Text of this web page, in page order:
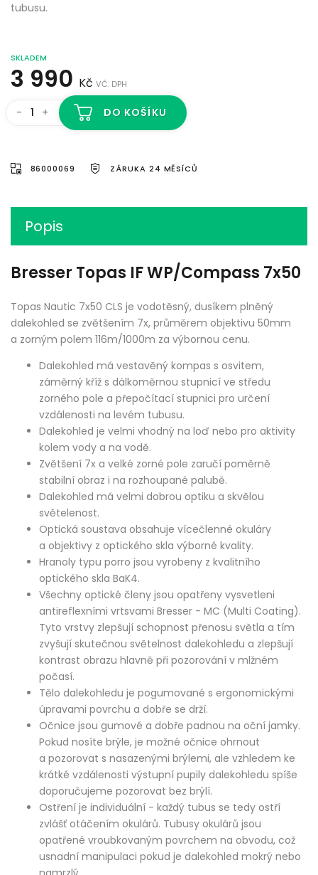
tubusu.
SKLADEM
3 990 Kč VČ. DPH
- + DO KOŠÍKU
86000069 ZÁRUKA 24 MĚSÍCŮ
Popis
Bresser Topas IF WP/Compass 7x50
Topas Nautic 7x50 CLS je vodotěsný, dusíkem plněný
dalekohled se zvětšením 7x, průměrem objektivu 50mm
a zorným polem 116m/1000m za výbornou cenu.
Dalekohled má vestavěný kompas s osvitem,
záměrný kříž s dálkoměrnou stupnicí ve středu
zorného pole a přepočítací stupnici pro určení
vzdálenosti na levém tubusu.
Dalekohled je velmi vhodný na loď nebo pro aktivity
kolem vody a na vodě.
Zvětšení 7x a velké zorné pole zaručí poměrně
stabilní obraz i na rozhoupané palubě.
Dalekohled má velmi dobrou optiku a skvělou
světelenost.
Optická soustava obsahuje vícečlenné okuláry
a objektivy z optického skla výborné kvality.
Hranoly typu porro jsou vyrobeny z kvalitního
optického skla BaK4.
Všechny optické členy jsou opatřeny vysvetleni
antireflexními vrtsvami Bresser - MC (Multi Coating).
Tyto vrstvy zlepšují schopnost přenosu světla a tím
zvyšují skutečnou světelnost dalekohledu a zlepšují
kontrast obrazu hlavně při pozorování v mlžném
počasí.
Tělo dalekohledu je pogumované s ergonomickými
úpravami povrchu a dobře se drží.
Očnice jsou gumové a dobře padnou na oční jamky.
Pokud nosíte brýle, je možné očnice ohrnout
a pozorovat s nasazenými brýlemi, ale vzhledem ke
krátké vzdálenosti výstupní pupily dalekohledu spíše
doporučujeme pozorovat bez brýlí.
Ostření je individuální - každý tubus se tedy ostří
zvlášť otáčením okulárů. Tubusy okulárů jsou
opatřené vroubkovaným povrchem na obvodu, což
usnadní manipulaci pokud je dalekohled mokrý nebo